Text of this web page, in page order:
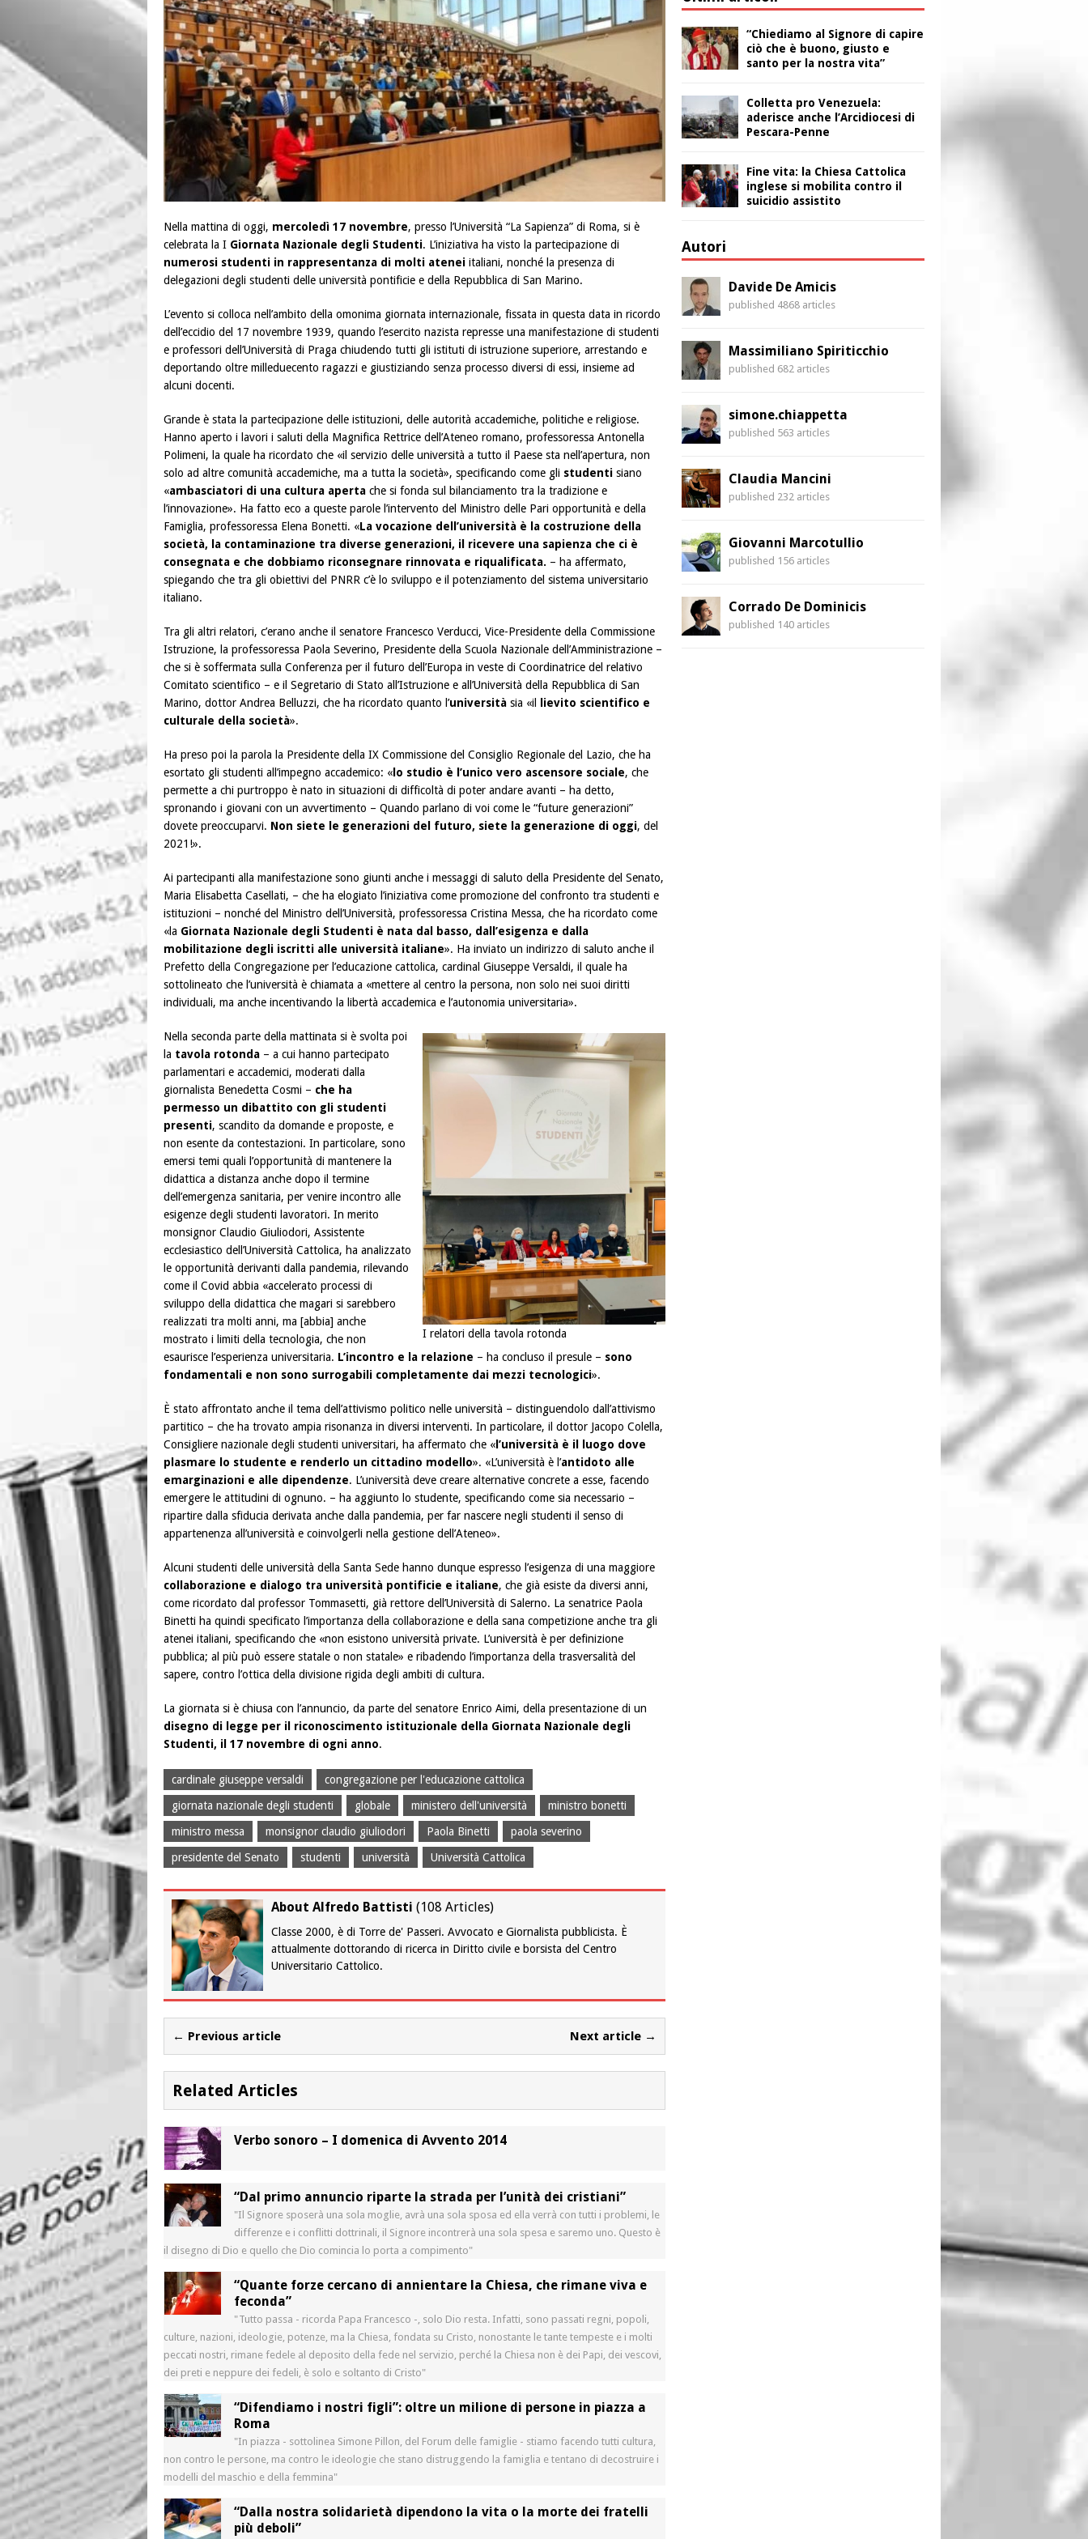
Nella mattina di oggi, mercoledì 17 novembre, presso l’Università “La Sapienza” di Roma, si è
celebrata la I Giornata Nazionale degli Studenti. L’iniziativa ha visto la partecipazione di
numerosi studenti in rappresentanza di molti atenei italiani, nonché la presenza di
delegazioni degli studenti delle università pontificie e della Repubblica di San Marino.
L’evento si colloca nell’ambito della omonima giornata internazionale, fissata in questa data in ricordo
dell’eccidio del 17 novembre 1939, quando l’esercito nazista represse una manifestazione di studenti
e professori dell’Università di Praga chiudendo tutti gli istituti di istruzione superiore, arrestando e
deportando oltre milleduecento ragazzi e giustiziando senza processo diversi di essi, insieme ad
alcuni docenti.
Grande è stata la partecipazione delle istituzioni, delle autorità accademiche, politiche e religiose.
Hanno aperto i lavori i saluti della Magnifica Rettrice dell’Ateneo romano, professoressa Antonella
Polimeni, la quale ha ricordato che «il servizio delle università a tutto il Paese sta nell’apertura, non
solo ad altre comunità accademiche, ma a tutta la società», specificando come gli studenti siano
«ambasciatori di una cultura aperta che si fonda sul bilanciamento tra la tradizione e
l’innovazione». Ha fatto eco a queste parole l’intervento del Ministro delle Pari opportunità e della
Famiglia, professoressa Elena Bonetti. «La vocazione dell’università è la costruzione della
società, la contaminazione tra diverse generazioni, il ricevere una sapienza che ci è
consegnata e che dobbiamo riconsegnare rinnovata e riqualificata. – ha affermato,
spiegando che tra gli obiettivi del PNRR c’è lo sviluppo e il potenziamento del sistema universitario
italiano.
Tra gli altri relatori, c’erano anche il senatore Francesco Verducci, Vice-Presidente della Commissione
Istruzione, la professoressa Paola Severino, Presidente della Scuola Nazionale dell’Amministrazione –
che si è soffermata sulla Conferenza per il futuro dell’Europa in veste di Coordinatrice del relativo
Comitato scientifico – e il Segretario di Stato all’Istruzione e all’Università della Repubblica di San
Marino, dottor Andrea Belluzzi, che ha ricordato quanto l’università sia «il
lievito scientifico e
culturale della società».
Ha preso poi la parola la Presidente della IX Commissione del Consiglio Regionale del Lazio, che ha
esortato gli studenti all’impegno accademico: « lo studio è l’unico vero ascensore sociale, che
permette a chi purtroppo è nato in situazioni di difficoltà di poter andare avanti – ha detto,
spronando i giovani con un avvertimento – Quando parlano di voi come le “future generazioni”
dovete preoccuparvi. Non siete le generazioni del futuro, siete la generazione di oggi, del
2021!».
Ai partecipanti alla manifestazione sono giunti anche i messaggi di saluto della Presidente del Senato,
Maria Elisabetta Casellati, – che ha elogiato l’iniziativa come promozione del confronto tra studenti e
istituzioni – nonché del Ministro dell’Università, professoressa Cristina Messa, che ha ricordato come
«la Giornata Nazionale degli Studenti è nata dal basso, dall’esigenza e dalla
mobilitazione degli iscritti alle università italiane». Ha inviato un indirizzo di saluto anche il
Prefetto della Congregazione per l’educazione cattolica, cardinal Giuseppe Versaldi, il quale ha
sottolineato che l’università è chiamata a «mettere al centro la persona, non solo nei suoi diritti
individuali, ma anche incentivando la libertà accademica e l’autonomia universitaria».
I relatori della tavola rotonda
Nella seconda parte della mattinata si è svolta poi
la tavola rotonda – a cui hanno partecipato
parlamentari e accademici, moderati dalla
giornalista Benedetta Cosmi – che ha
permesso un dibattito con gli studenti
presenti, scandito da domande e proposte, e
non esente da contestazioni. In particolare, sono
emersi temi quali l’opportunità di mantenere la
didattica a distanza anche dopo il termine
dell’emergenza sanitaria, per venire incontro alle
esigenze degli studenti lavoratori. In merito
monsignor Claudio Giuliodori, Assistente
ecclesiastico dell’Università Cattolica, ha analizzato
le opportunità derivanti dalla pandemia, rilevando
come il Covid abbia «accelerato processi di
sviluppo della didattica che magari si sarebbero
realizzati tra molti anni, ma [abbia] anche
mostrato i limiti della tecnologia, che non
esaurisce l’esperienza universitaria. L’incontro e la relazione – ha concluso il presule – sono
fondamentali e non sono surrogabili completamente dai mezzi tecnologici».
È stato affrontato anche il tema dell’attivismo politico nelle università – distinguendolo dall’attivismo
partitico – che ha trovato ampia risonanza in diversi interventi. In particolare, il dottor Jacopo Colella,
Consigliere nazionale degli studenti universitari, ha affermato che « l’università è il luogo dove
plasmare lo studente e renderlo un cittadino modello». «L’università è l’antidoto alle
emarginazioni e alle dipendenze. L’università deve creare alternative concrete a esse, facendo
emergere le attitudini di ognuno. – ha aggiunto lo studente, specificando come sia necessario –
ripartire dalla sfiducia derivata anche dalla pandemia, per far nascere negli studenti il senso di
appartenenza all’università e coinvolgerli nella gestione dell’Ateneo».
Alcuni studenti delle università della Santa Sede hanno dunque espresso l’esigenza di una maggiore
collaborazione e dialogo tra università pontificie e italiane, che già esiste da diversi anni,
come ricordato dal professor Tommasetti, già rettore dell’Università di Salerno. La senatrice Paola
Binetti ha quindi specificato l’importanza della collaborazione e della sana competizione anche tra gli
atenei italiani, specificando che «non esistono università private. L’università è per definizione
pubblica; al più può essere statale o non statale» e ribadendo l’importanza della trasversalità del
sapere, contro l’ottica della divisione rigida degli ambiti di cultura.
La giornata si è chiusa con l’annuncio, da parte del senatore Enrico Aimi, della presentazione di un
disegno di legge per il riconoscimento istituzionale della Giornata Nazionale degli
Studenti, il 17 novembre di ogni anno.
cardinale giuseppe versaldi
congregazione per l'educazione cattolica
giornata nazionale degli studenti
globale ministero dell'università
ministro bonetti
ministro messa
monsignor claudio giuliodori Paola Binetti
paola severino
presidente del Senato
studenti università Università Cattolica
About Alfredo Battisti (108 Articles)
Classe 2000, è di Torre de' Passeri. Avvocato e Giornalista pubblicista. È
attualmente dottorando di ricerca in Diritto civile e borsista del Centro
Universitario Cattolico.
← Previous article Next article →
Related Articles
Verbo sonoro – I domenica di Avvento 2014
“Dal primo annuncio riparte la strada per l’unità dei cristiani”
"Il Signore sposerà una sola moglie, avrà una sola sposa ed ella verrà con tutti i problemi, le
differenze e i conflitti dottrinali, il Signore incontrerà una sola spesa e saremo uno. Questo è
il disegno di Dio e quello che Dio comincia lo porta a compimento"
“Quante forze cercano di annientare la Chiesa, che rimane viva e
feconda”
"Tutto passa - ricorda Papa Francesco -, solo Dio resta. Infatti, sono passati regni, popoli,
culture, nazioni, ideologie, potenze, ma la Chiesa, fondata su Cristo, nonostante le tante tempeste e i molti
peccati nostri, rimane fedele al deposito della fede nel servizio, perché la Chiesa non è dei Papi, dei vescovi,
dei preti e neppure dei fedeli, è solo e soltanto di Cristo"
“Difendiamo i nostri figli”: oltre un milione di persone in piazza a
Roma
"In piazza - sottolinea Simone Pillon, del Forum delle famiglie - stiamo facendo tutti cultura,
non contro le persone, ma contro le ideologie che stano distruggendo la famiglia e tentano di decostruire i
modelli del maschio e della femmina"
“Dalla nostra solidarietà dipendono la vita o la morte dei fratelli
più deboli”
“Chiediamo al Signore di capire
ciò che è buono, giusto e
santo per la nostra vita”
Colletta pro Venezuela:
aderisce anche l’Arcidiocesi di
Pescara-Penne
Fine vita: la Chiesa Cattolica
inglese si mobilita contro il
suicidio assistito
Autori
Davide De Amicis
published 4868 articles
Massimiliano Spiriticchio
published 682 articles
simone.chiappetta
published 563 articles
Claudia Mancini
published 232 articles
Giovanni Marcotullio
published 156 articles
Corrado De Dominicis
published 140 articles